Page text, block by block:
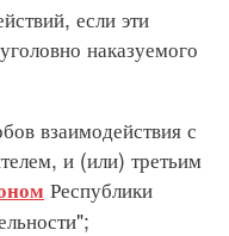
если эти
наказуемого
взаимодействия с
и (или) третьим
Республики